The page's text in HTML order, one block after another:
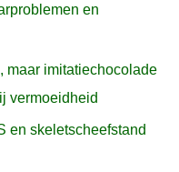
en
maar imitatiechocolade
vermoeidheid
en skeletscheefstand